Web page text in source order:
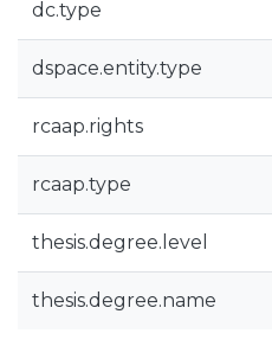
dc.type
dspace.entity.type
rcaap.rights
rcaap.type
thesis.degree.level
thesis.degree.name